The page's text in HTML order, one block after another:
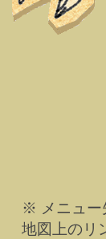
※ メニュー
地図上のリ